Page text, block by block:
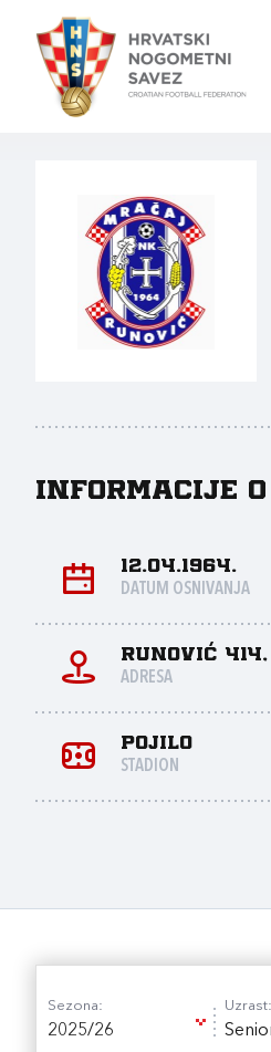
Informacije
12.04.1964.
DATUM OSNIVANJA
Runović 414,
ADRESA
Pojilo
STADION
Sezona:
2025/26
Uzrast: